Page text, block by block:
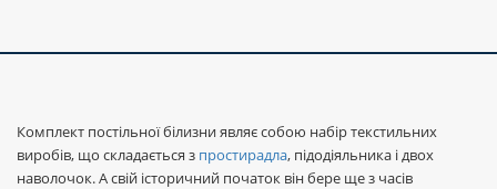
Комплект постільної білизни являє собою набір текстильних
виробів, що складається з простирадла, підодіяльника і двох
наволочок. А свій історичний початок він бере ще з часів